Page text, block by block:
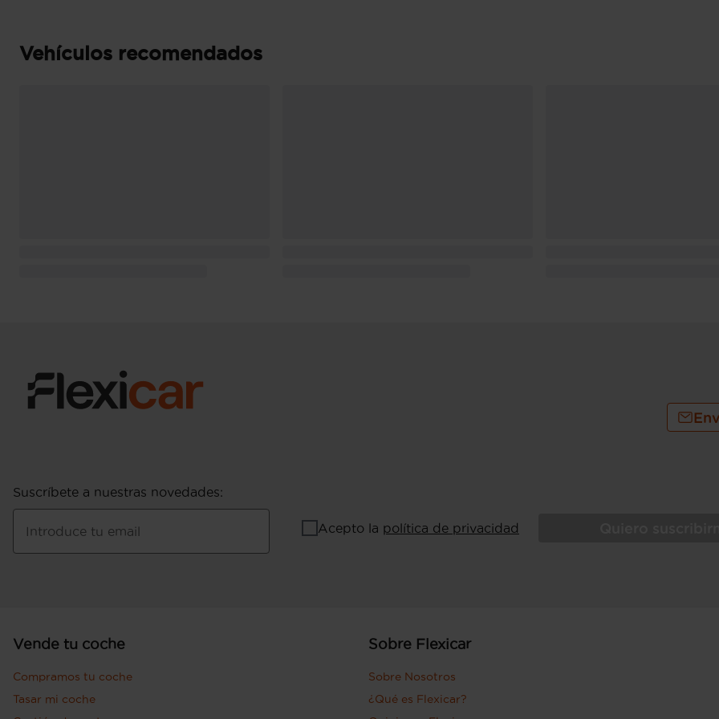
Vehículos recomendados
Suscríbete a nuestras novedades:
Introduce tu email Acepto la política de privacidad
Vende tu coche
Compramos tu coche
Tasar mi coche
Sobre Flexicar
Sobre Nosotros
¿Qué es Flexicar?